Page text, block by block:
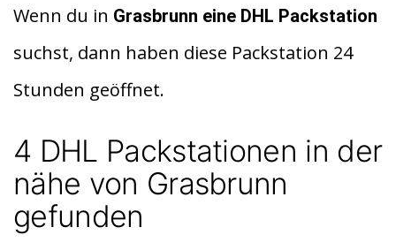
d
di
t
at
s
A
p
p
le
n
Wenn du in Grasbrunn eine DHL Packstation
suchst, dann haben diese Packstation 24
Stunden geöffnet.
4 DHL Packstationen in der
nähe von Grasbrunn
gefunden